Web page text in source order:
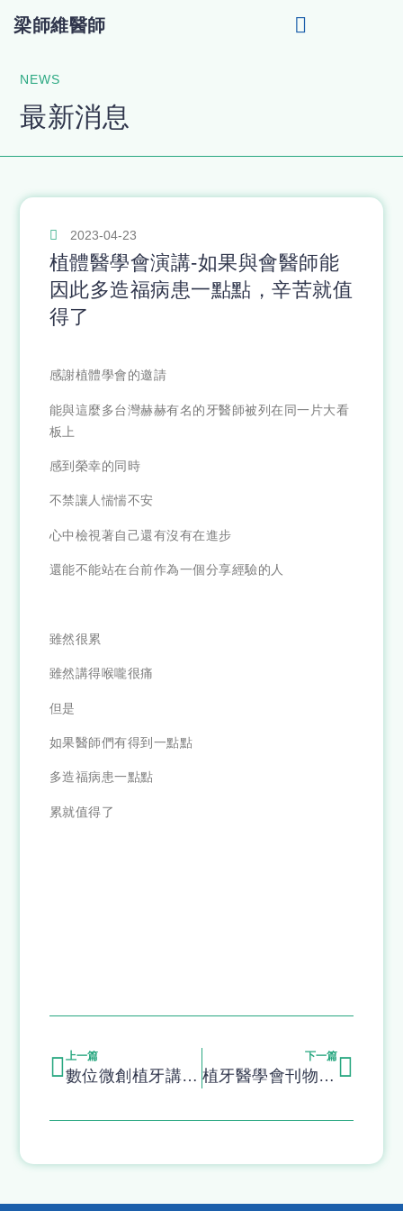
梁師維醫師
NEWS
最新消息
2023-04-23
植體醫學會演講-如果與會醫師能
因此多造福病患一點點，辛苦就值
得了
感謝植體學會的邀請
能與這麼多台灣赫赫有名的牙醫師被列在同一片大看
板上
感到榮幸的同時
不禁讓人惴惴不安
心中檢視著自己還有沒有在進步
還能不能站在台前作為一個分享經驗的人
雖然很累
雖然講得喉嚨很痛
但是
如果醫師們有得到一點點
多造福病患一點點
累就值得了
上一篇
數位微創植牙講課-承先啟後
下一篇
植牙醫學會刊物邀稿